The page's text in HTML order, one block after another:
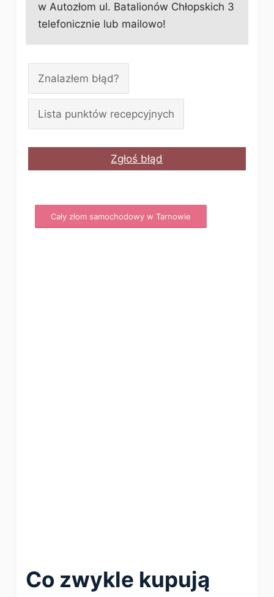
w Autozłom ul. Batalionów Chłopskich 3
telefonicznie lub mailowo!
Znalazłem błąd?
Lista punktów recepcyjnych
Zgłoś błąd
Cały złom samochodowy w Tarnowie
Co zwykle kupują